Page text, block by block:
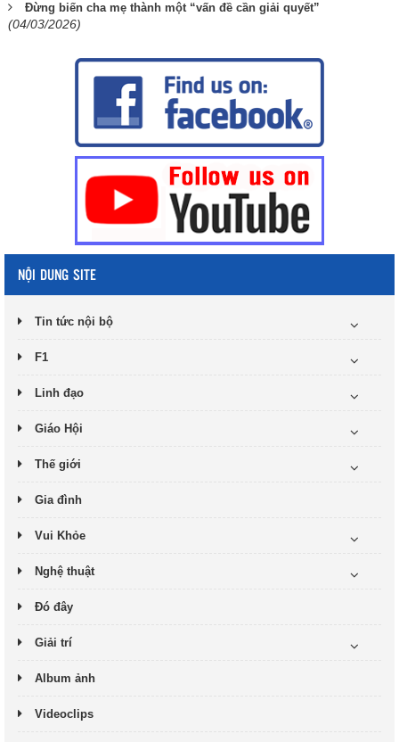
Đừng biến cha mẹ thành một “vấn đề cần giải quyết”
(04/03/2026)
NỘI DUNG SITE
Tin tức nội bộ
F1
Linh đạo
Giáo Hội
Thế giới
Gia đình
Vui Khỏe
Nghệ thuật
Đó đây
Giải trí
Album ảnh
Videoclips